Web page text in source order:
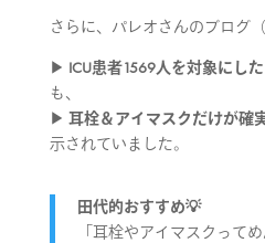
さらに、パレオさんのブログ
▶ ICU患者1569人を対象にし
も、
▶ 耳栓＆アイマスクだけが確
示されていました。
田代的おすすめ💡
「耳栓やアイマスクって